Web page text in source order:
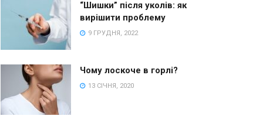
“Шишки” після уколів: як
вирішити проблему
9 ГРУДНЯ, 2022
Чому лоскоче в горлі?
13 СІЧНЯ, 2020